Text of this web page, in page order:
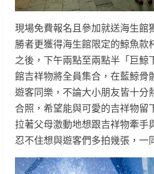
現場免費報名且參加就送海生館
勝者更獲得海生館限定的鯨魚款
之後，下午兩點至兩點半「巨鯨
館吉祥物將全員集合，在藍鯨骨
遊客同樂，不論大小朋友皆十分
合照，希望能與可愛的吉祥物留
拉著父母激動地想跟吉祥物牽手
忍不住想與遊客們多拍幾張，一